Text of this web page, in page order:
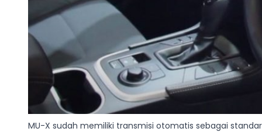
MU-X sudah memiliki transmisi otomatis sebagai standar